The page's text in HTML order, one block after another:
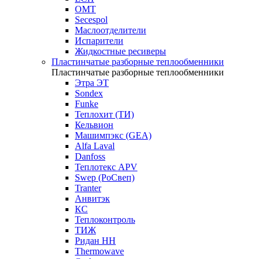
OMT
Secespol
Маслоотделители
Испарители
Жидкостные ресиверы
Пластинчатые разборные теплообменники
Пластинчатые разборные теплообменники
Этра ЭТ
Sondex
Funke
Теплохит (ТИ)
Кельвион
Машимпэкс (GEA)
Alfa Laval
Danfoss
Теплотекс APV
Swep (РоСвеп)
Tranter
Анвитэк
КС
Теплоконтроль
ТИЖ
Ридан НН
Thermowave